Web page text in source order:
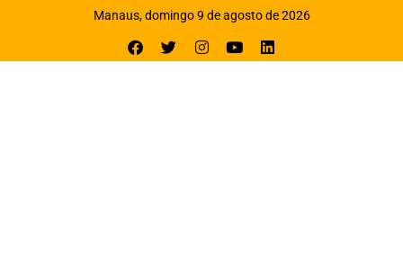
Manaus, domingo 9 de agosto de 2026